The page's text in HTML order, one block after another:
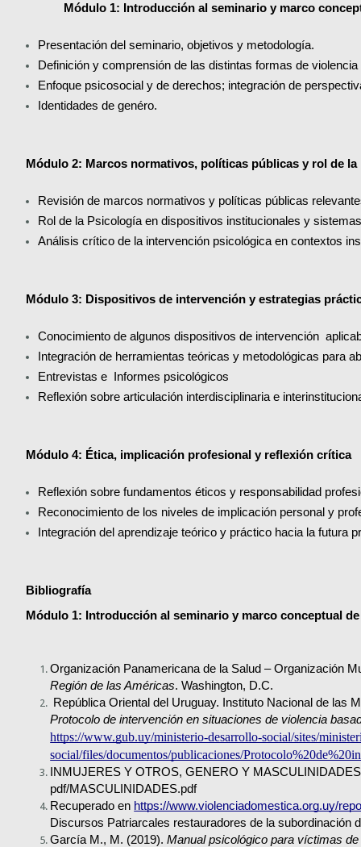
Módulo 1: Introducción al seminario y marco
Presentación del seminario, objetivos y metodología.
Definición y comprensión de las distintas formas de
Enfoque psicosocial y de derechos; integración de
Identidades de genéro.
Módulo 2: Marcos normativos, políticas públicas y rol de la
Revisión de marcos normativos y políticas públicas
Rol de la Psicología en dispositivos institucionales y
Análisis crítico de la intervención psicológica en contextos
Módulo 3: Dispositivos de intervención y estrategias
Conocimiento de algunos dispositivos de intervención
Integración de herramientas teóricas y metodológicas para
Entrevistas e  Informes psicológicos
Reflexión sobre articulación interdisciplinaria e
Módulo 4: Ética, implicación profesional y reflexión crítica
Reflexión sobre fundamentos éticos y responsabilidad
Reconocimiento de los niveles de implicación personal y
Integración del aprendizaje teórico y práctico hacia la futura
Bibliografía
Módulo 1: Introducción al seminario y marco conceptual
Organización Panamericana de la Salud – Organización
Región de las Américas. Washington, D.C.
Protocolo de intervención en situaciones de violencia
https://www.gub.uy/ministerio-desarrollo-social/sites/
social/files/documentos/publicaciones/
INMUJERES Y OTROS, GENERO Y
pdf/MASCULINIDADES.pdf
Recuperado en https://www.violenciadomestica.org.uy/
Discursos Patriarcales restauradores de la subordinación
García M., M. (2019). Manual psicológico para víctimas